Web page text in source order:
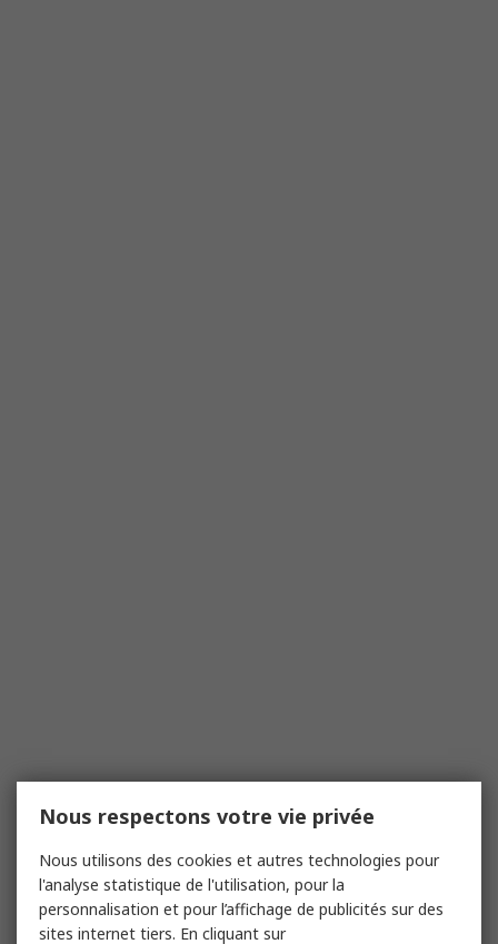
Nous respectons votre vie privée
Nous utilisons des cookies et autres technologies pour
l'analyse statistique de l'utilisation, pour la
personnalisation et pour l’affichage de publicités sur des
sites internet tiers. En cliquant sur